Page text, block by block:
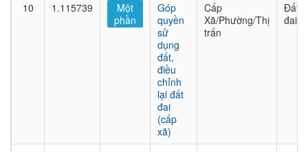
10 1.115739
Một
phần
Góp
quyền
sử
dụng
đất,
điều
chỉnh
lại đất
đai
(cấp
xã)
Cấp
Xã/Phường/Thị
trấn
Đất
đai